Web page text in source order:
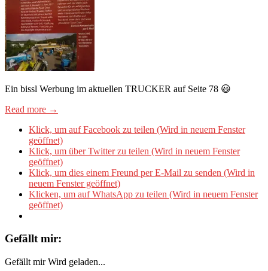
Ein bissl Werbung im aktuellen TRUCKER auf Seite 78 😃
Read more →
Klick, um auf Facebook zu teilen (Wird in neuem Fenster
geöffnet)
Klick, um über Twitter zu teilen (Wird in neuem Fenster
geöffnet)
Klick, um dies einem Freund per E-Mail zu senden (Wird in
neuem Fenster geöffnet)
Klicken, um auf WhatsApp zu teilen (Wird in neuem Fenster
geöffnet)
Gefällt mir:
Gefällt mir Wird geladen...